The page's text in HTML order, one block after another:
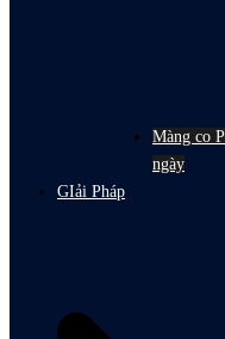
Màng co
ngày
GIải Pháp